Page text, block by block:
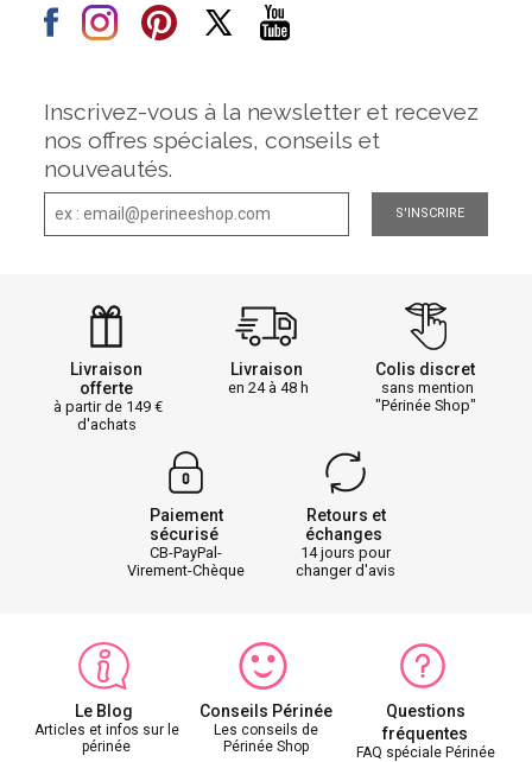
Inscrivez-vous à la newsletter et recevez
nos offres spéciales, conseils et
nouveautés.
S'INSCRIRE
Livraison
offerte
à partir de 149
d'achats
Livraison
en 24 à 48 h
Colis discret
sans mention
"Périnée Shop"
Paiement
sécurisé
CB-PayPal-
Virement-Chèque
Retours et
échanges
14 jours pour
changer d'avis
Le Blog
Articles et infos sur le
périnée
Conseils Périnée
Les conseils de
Périnée Shop
Questions
fréquentes
FAQ spéciale Périnée